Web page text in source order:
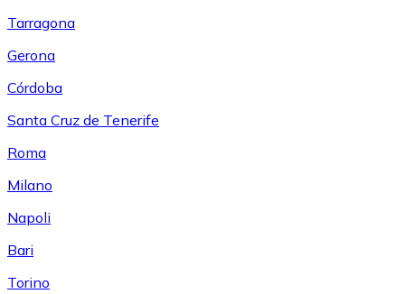
Tarragona
Gerona
Córdoba
Santa Cruz de Tenerife
Roma
Milano
Napoli
Bari
Torino